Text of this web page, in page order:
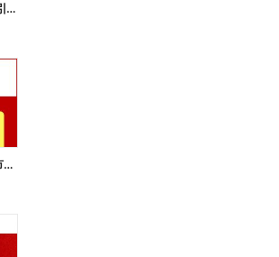
【無料引換券!】焼き麺買うとお茶引換券貰える!
楽天ポイントカード提示で、楽天市場でのお買い物がおトクに!